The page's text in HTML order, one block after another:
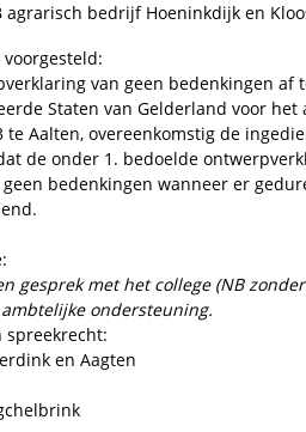
agrarisch bedrijf Hoeninkdijk en
van geen bedenkingen
Staten van Gelderland voor
te Aalten, overeenkomstig de
de onder 1. bedoelde
bedenkingen wanneer er
gesprek met het college (NB
ondersteuning.
spreekrecht:
en Aagten